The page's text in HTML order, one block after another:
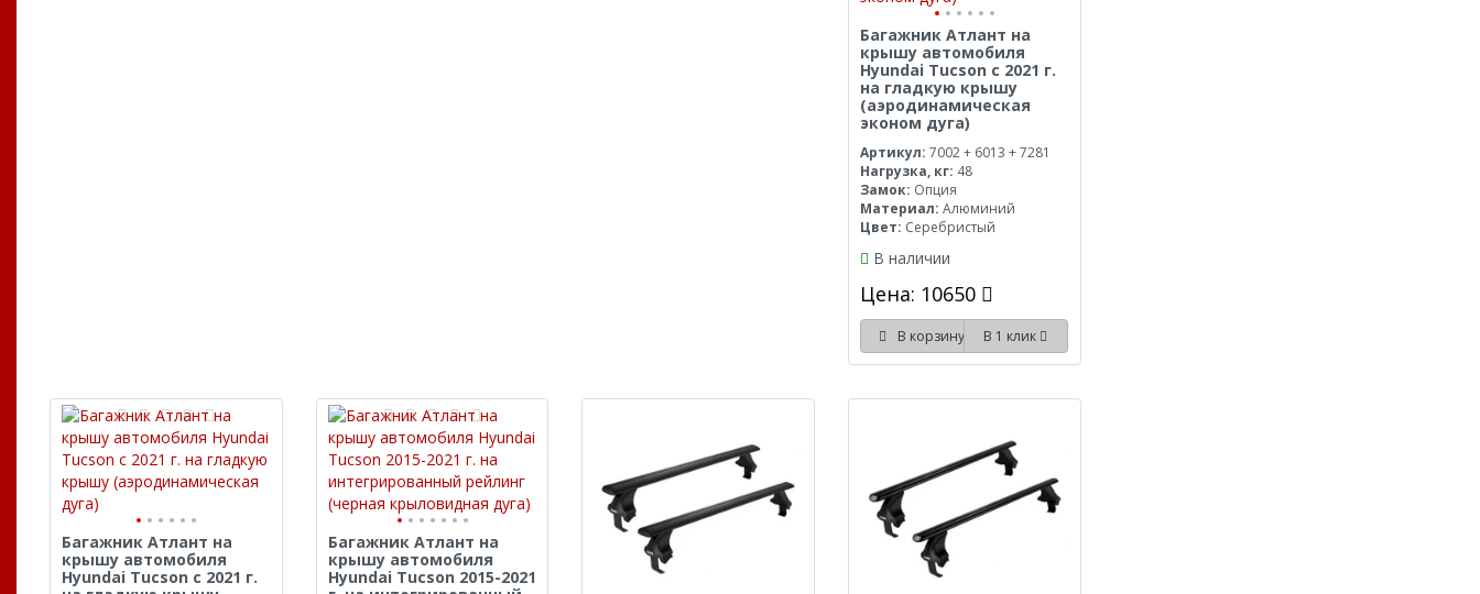
Багажник Атлант на
крышу автомобиля
Hyundai Tucson с 2021 г.
на гладкую крышу
(аэродинамическая
эконом дуга)
Артикул: 7002 + 6013 + 7281
Нагрузка, кг: 48
Замок: Опция
Материал: Алюминий
Цвет: Серебристый
В наличии
Цена: 10650
В корзину В 1 клик
Багажник Атлант на
крышу автомобиля
Hyundai Tucson с 2021 г.
Багажник Атлант на
крышу автомобиля
Hyundai Tucson 2015-2021